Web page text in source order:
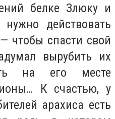
белке Злюку и
действовать
чтобы спасти свой
вырубить их
на его месте
К счастью, у
арахиса есть